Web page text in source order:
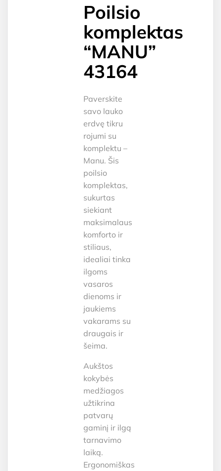
Poilsio
komplektas
“MANU”
43164
Paverskite
savo lauko
erdvę tikru
rojumi su
komplektu –
Manu. Šis
poilsio
komplektas,
sukurtas
siekiant
maksimalaus
komforto ir
stiliaus,
idealiai tinka
ilgoms
vasaros
dienoms ir
jaukiems
vakarams su
draugais ir
šeima.
Aukštos
kokybės
medžiagos
užtikrina
patvarų
gaminį ir ilgą
tarnavimo
laiką.
Ergonomiškas